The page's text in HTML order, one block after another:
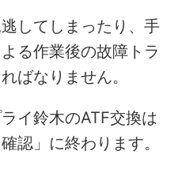
してしまったり、手
る作業後の故障トラ
ばなりません。
イ鈴木のATF交換は
認」に終わります。